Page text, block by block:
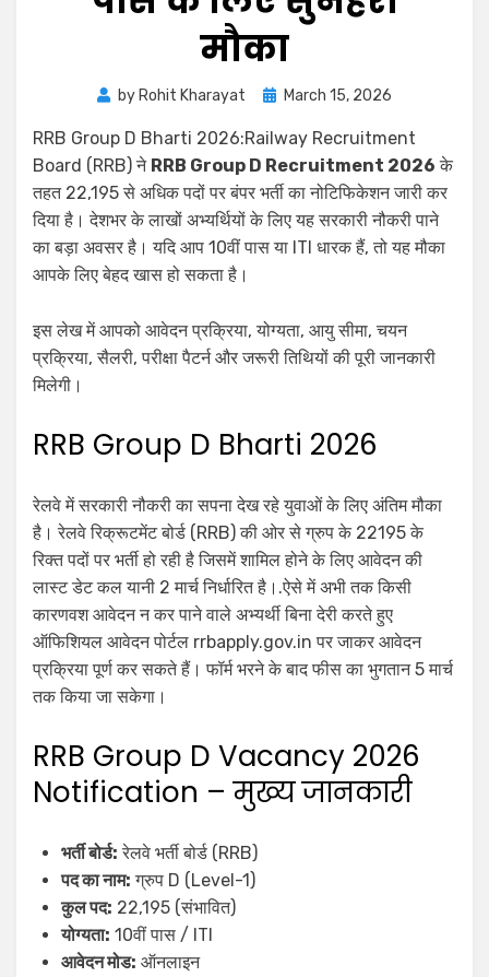
मौका
by Rohit Kharayat March 15, 2026
RRB Group D Bharti 2026:Railway Recruitment
Board (RRB) ने RRB Group D Recruitment 2026 के
तहत 22,195 से अधिक पदों पर बंपर भर्ती का नोटिफिकेशन जारी कर
दिया है। देशभर के लाखों अभ्यर्थियों के लिए यह सरकारी नौकरी पाने
का बड़ा अवसर है। यदि आप 10वीं पास या ITI धारक हैं, तो यह मौका
आपके लिए बेहद खास हो सकता है।
इस लेख में आपको आवेदन प्रक्रिया, योग्यता, आयु सीमा, चयन
प्रक्रिया, सैलरी, परीक्षा पैटर्न और जरूरी तिथियों की पूरी जानकारी
मिलेगी।
RRB Group D Bharti 2026
रेलवे में सरकारी नौकरी का सपना देख रहे युवाओं के लिए अंतिम मौका
है। रेलवे रिक्रूटमेंट बोर्ड (RRB) की ओर से ग्रुप के 22195 के
रिक्त पदों पर भर्ती हो रही है जिसमें शामिल होने के लिए आवेदन की
लास्ट डेट कल यानी 2 मार्च निर्धारित है।.ऐसे में अभी तक किसी
कारणवश आवेदन न कर पाने वाले अभ्यर्थी बिना देरी करते हुए
ऑफिशियल आवेदन पोर्टल rrbapply.gov.in पर जाकर आवेदन
प्रक्रिया पूर्ण कर सकते हैं। फॉर्म भरने के बाद फीस का भुगतान 5 मार्च
तक किया जा सकेगा।
RRB Group D Vacancy 2026
Notification – मुख्य जानकारी
भर्ती बोर्ड: रेलवे भर्ती बोर्ड (RRB)
पद का नाम: ग्रुप D (Level-1)
कुल पद: 22,195 (संभावित)
योग्यता: 10वीं पास / ITI
आवेदन मोड: ऑनलाइन